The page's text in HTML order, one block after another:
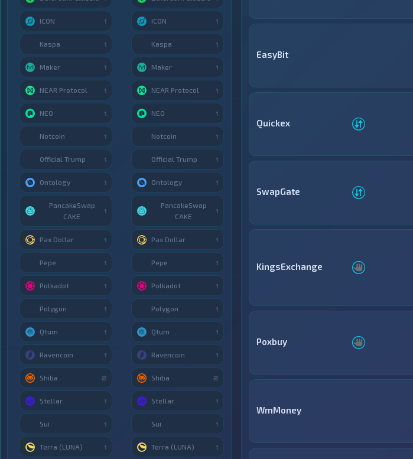
EasyBit
Quickex
SwapGate
KingsExchange
Poxbuy
WmMoney
ICON 1
Kaspa 1
Maker 1
NEAR Protocol 1
NEO 1
Notcoin 1
Official Trump 1
Ontology 1
PancakeSwap
CAKE
1
Pax Dollar 1
Pepe 1
Polkadot 1
Polygon 1
Qtum 1
Ravencoin 1
Shiba 2
Stellar 1
Sui 1
Terra (LUNA) 1
ICON 1
Kaspa 1
Maker 1
NEAR Protocol 1
NEO 1
Notcoin 1
Official Trump 1
Ontology 1
PancakeSwap
CAKE
1
Pax Dollar 1
Pepe 1
Polkadot 1
Polygon 1
Qtum 1
Ravencoin 1
Shiba 2
Stellar 1
Sui 1
Terra (LUNA) 1